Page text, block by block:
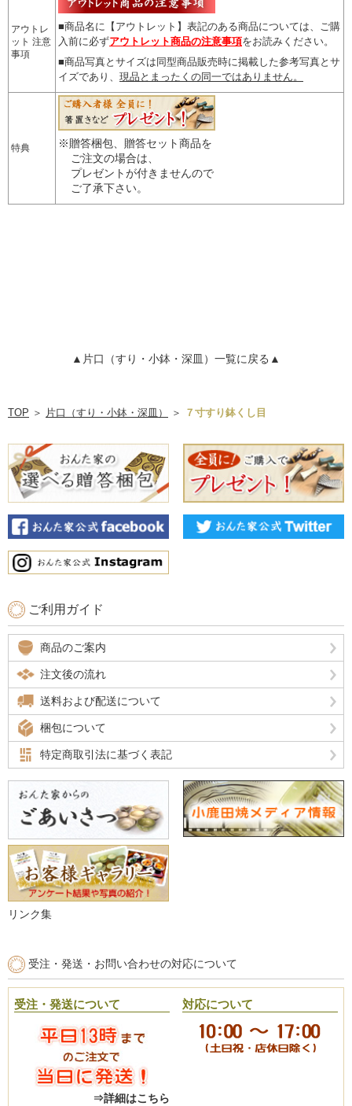
アウトレ
ット 注意
事項
■商品名に【アウトレット】表記のある商品については、
ご購
入前に必ずアウトレット商品の注意事項をお読みください。
■商品写真とサイズは同型商品販売時に掲載した参考写真とサ
イズであり、 現品とまったくの同一ではありません。
特典
※贈答梱包、贈答セット商品を
ご注文の場合は、
プレゼントが付きませんので
ご了承下さい。
▲片口（すり・小鉢・深皿）一覧に戻る▲
TOP ＞ 片口（すり・小鉢・深皿） ＞ ７寸すり鉢くし目
ご利用ガイド
商品のご案内
注文後の流れ
送料および配送について
梱包について
特定商取引法に基づく表記
リンク集
受注・発送・お問い合わせの対応について
受注・発送について
⇒詳細はこちら
対応について